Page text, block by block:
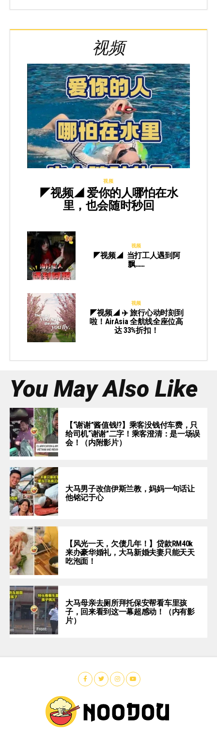
视频
视频
◤视频◢ 爱你的人哪怕在水
里，也会随时秒回
视频
◤视频◢ 当打工人遇到阿
飘……
视频
◤视频◢ ✈️ 旅行心动时刻到
啦！AirAsia 全航线全座位高
达 33%折扣！
You May Also Like
【“谢谢”酱值钱⁉️】乘客没钱付车费，只
给司机“谢谢”二字！乘客澄清：是一场误
会！（内附影片）
大马男子改信伊斯兰教，妈妈一句话让
他铭记于心
【风光一天，欠债几年！】贷款RM40k
来办豪华婚礼，大马新婚夫妻只能天天
吃泡面！
大马母亲去厕所拜托保安帮看车里孩
子，回来看到这一幕超感动！（内有影
片）